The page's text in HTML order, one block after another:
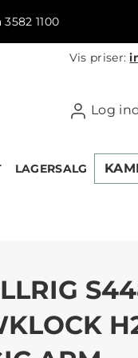
1100
Vis priser:
Log
LAGERSALG